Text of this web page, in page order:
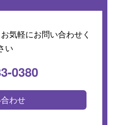
気軽にお問い合わせく
い
0380
わせ